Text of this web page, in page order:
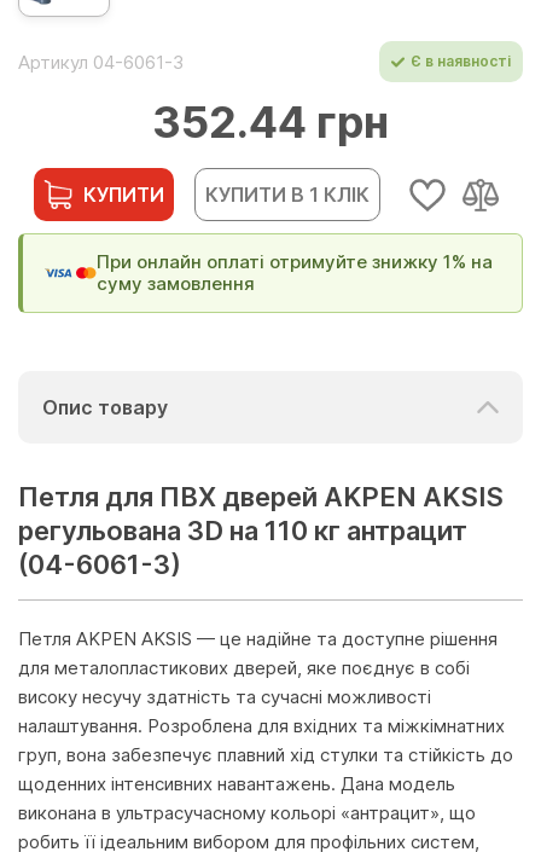
Артикул 04-6061-3 Є в наявності
352.44 грн
КУПИТИ КУПИТИ В 1 КЛІК
При онлайн оплаті отримуйте знижку 1% на
суму замовлення
Опис товару
Петля для ПВХ дверей AKPEN AKSIS
регульована 3D на 110 кг антрацит
(04-6061-3)
Петля AKPEN AKSIS — це надійне та доступне рішення
для металопластикових дверей, яке поєднує в собі
високу несучу здатність та сучасні можливості
налаштування. Розроблена для вхідних та міжкімнатних
груп, вона забезпечує плавний хід стулки та стійкість до
щоденних інтенсивних навантажень. Дана модель
виконана в ультрасучасному кольорі «антрацит», що
робить її ідеальним вибором для профільних систем,